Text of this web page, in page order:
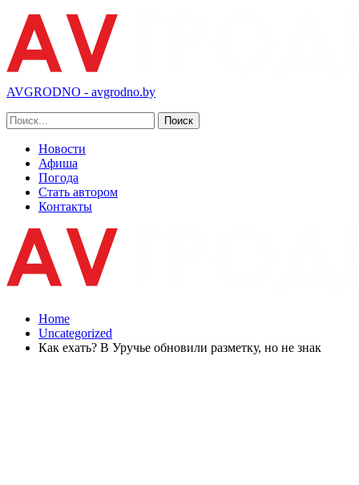
AVGRODNO - avgrodno.by
Новости
Афиша
Погода
Стать автором
Контакты
Home
Uncategorized
Как ехать? В Уручье обновили разметку, но не знак